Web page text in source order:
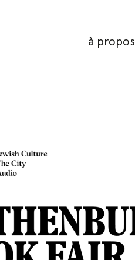
à propos